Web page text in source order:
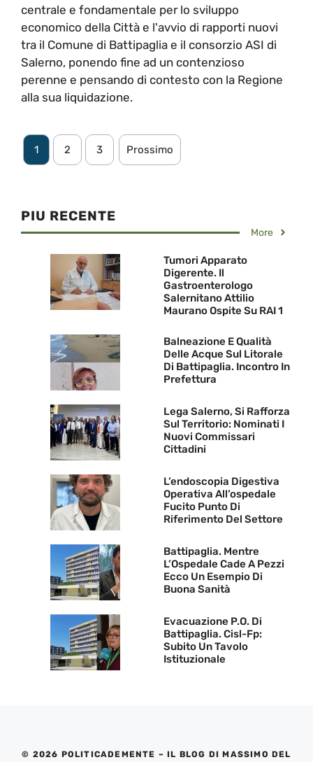
centrale e fondamentale per lo sviluppo
economico della Città e l'avvio di rapporti nuovi
tra il Comune di Battipaglia e il consorzio ASI di
Salerno, ponendo fine ad un contenzioso
perenne e pensando di contesto con la Regione
alla sua liquidazione.
1 2 3 Prossimo
PIU RECENTE
More
Tumori Apparato
Digerente. Il
Gastroenterologo
Salernitano Attilio
Maurano Ospite Su RAI 1
Balneazione E Qualità
Delle Acque Sul Litorale
Di Battipaglia. Incontro In
Prefettura
Lega Salerno, Si Rafforza
Sul Territorio: Nominati I
Nuovi Commissari
Cittadini
L’endoscopia Digestiva
Operativa All’ospedale
Fucito Punto Di
Riferimento Del Settore
Battipaglia. Mentre
L’Ospedale Cade A Pezzi
Ecco Un Esempio Di
Buona Sanità
Evacuazione P.O. Di
Battipaglia. Cisl-Fp:
Subito Un Tavolo
Istituzionale
© 2026 POLITICADEMENTE – IL BLOG DI MASSIMO DEL